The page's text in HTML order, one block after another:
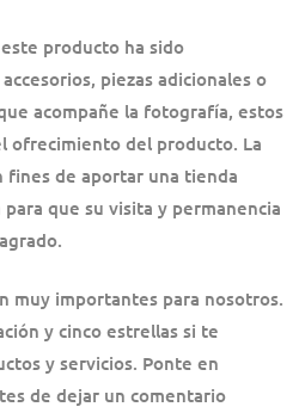
producto ha sido
piezas adicionales o
acompañe la fotografía, estos
ofrecimiento del producto. La
fines de aportar una tienda
que su visita y permanencia
muy importantes para nosotros.
y cinco estrellas si te
y servicios. Ponte en
de dejar un comentario